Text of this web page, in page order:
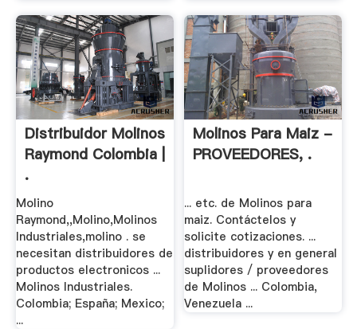
Distribuidor Molinos
Raymond Colombia |
.
Molino
Raymond,,Molino,Molinos
Industriales,molino . se
necesitan distribuidores de
productos electronicos ...
Molinos Industriales.
Colombia; España; Mexico;
...
Molinos Para Maiz -
PROVEEDORES, .
... etc. de Molinos para
maiz. Contáctelos y
solicite cotizaciones. ...
distribuidores y en general
suplidores / proveedores
de Molinos ... Colombia,
Venezuela ...